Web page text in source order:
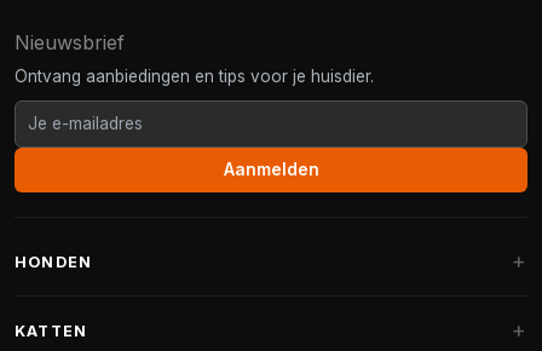
Nieuwsbrief
Ontvang aanbiedingen en tips voor je huisdier.
Aanmelden
HONDEN
KATTEN